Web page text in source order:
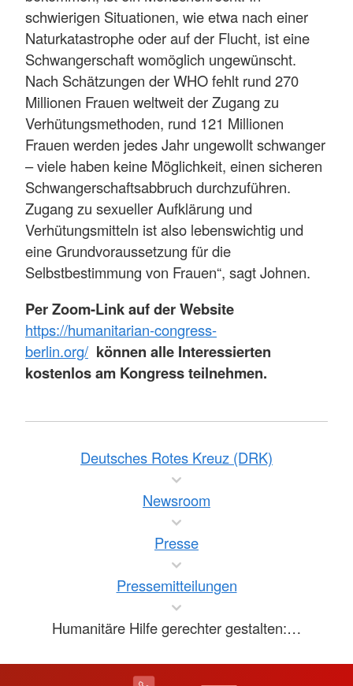
schwierigen Situationen, wie etwa nach einer
Naturkatastrophe oder auf der Flucht, ist eine
Schwangerschaft womöglich ungewünscht.
Nach Schätzungen der WHO fehlt rund 270
Millionen Frauen weltweit der Zugang zu
Verhütungsmethoden, rund 121 Millionen
Frauen werden jedes Jahr ungewollt schwanger
– viele haben keine Möglichkeit, einen sicheren
Schwangerschaftsabbruch durchzuführen.
Zugang zu sexueller Aufklärung und
Verhütungsmitteln ist also lebenswichtig und
eine Grundvoraussetzung für die
Selbstbestimmung von Frauen“, sagt Johnen.
Per Zoom-Link auf der Website
https://humanitarian-congress-
berlin.org/ können alle Interessierten
kostenlos am Kongress teilnehmen.
Deutsches Rotes Kreuz (DRK)
Newsroom
Presse
Pressemitteilungen
Humanitäre Hilfe gerechter gestalten:…